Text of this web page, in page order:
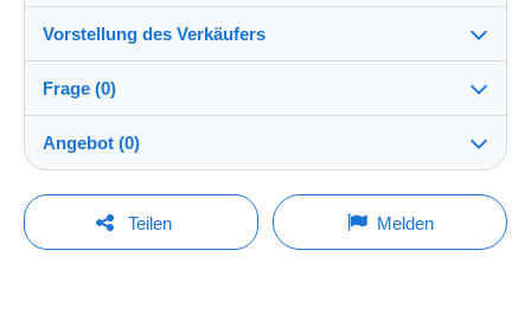
Versand nach:
Die Liste der Länder einsehen
Versand:
Vorkasse
Zu Lasten des Käufers
Zahlungsmethoden:
Vorstellung des Verkäufers
roy55100%(2652x)
Shop
Frage (0)
Um eine Frage stellen zu können, müssen Sie
Angebot (0)
Der Verkauf wird um eine Minute verlängert, wenn
weniger als eine Minute vor Ablauf der Frist ein
Gebot abgegeben wird.
Teilen Melden